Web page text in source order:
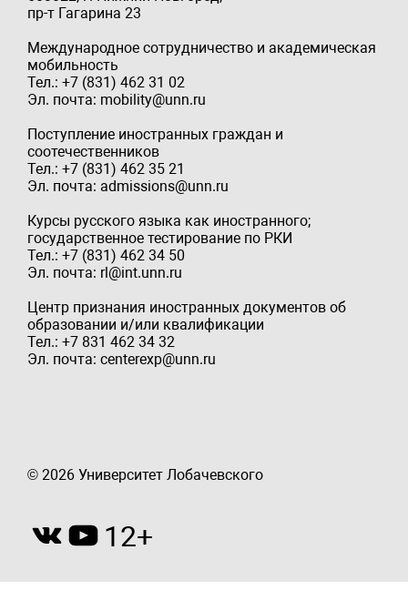
пр-т Гагарина 23
Международное сотрудничество и академическая
мобильность
Тел.: +7 (831) 462 31 02
Эл. почта: mobility@unn.ru
Поступление иностранных граждан и
соотечественников
Тел.: +7 (831) 462 35 21
Эл. почта: admissions@unn.ru
Курсы русского языка как иностранного;
государственное тестирование по РКИ
Тел.: +7 (831) 462 34 50
Эл. почта: rl@int.unn.ru
Центр признания иностранных документов об
образовании и/или квалификации
Тел.: +7 831 462 34 32
Эл. почта: centerexp@unn.ru
© 2026 Университет Лобачевского
12+